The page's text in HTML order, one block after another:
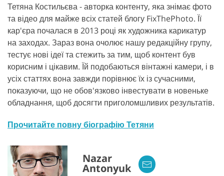
Тетяна Костильєва - авторка контенту, яка знімає фото
та відео для майже всіх статей блогу FixThePhoto. Її
кар'єра почалася в 2013 році як художника карикатур
на заходах. Зараз вона очолює нашу редакційну групу,
тестує нові ідеї та стежить за тим, щоб контент був
корисним і цікавим. Їй подобаються вінтажні камери, і в
усіх статтях вона завжди порівнює їх із сучасними,
показуючи, що не обов'язково інвестувати в новеньке
обладнання, щоб досягти приголомшливих результатів.
Прочитайте повну біографію Тетяни
Nazar
Antonyuk